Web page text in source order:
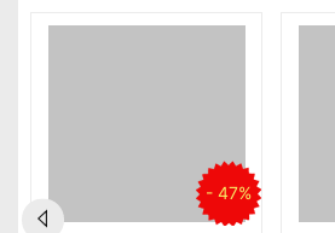
- 47%